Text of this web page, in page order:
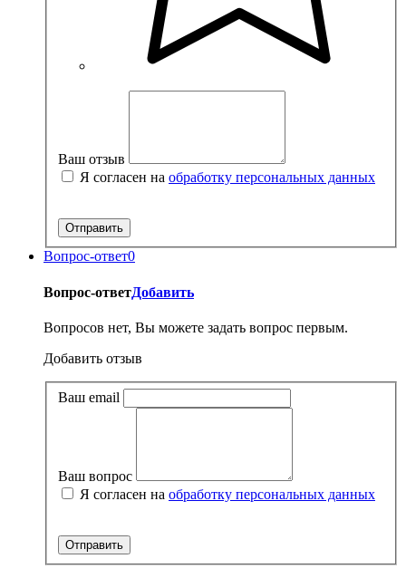
Ваш отзыв
Я согласен на обработку персональных данных
Вопрос-ответ0
Вопрос-ответДобавить
Вопросов нет, Вы можете задать вопрос первым.
Добавить отзыв
Ваш email
Ваш вопрос
Я согласен на обработку персональных данных